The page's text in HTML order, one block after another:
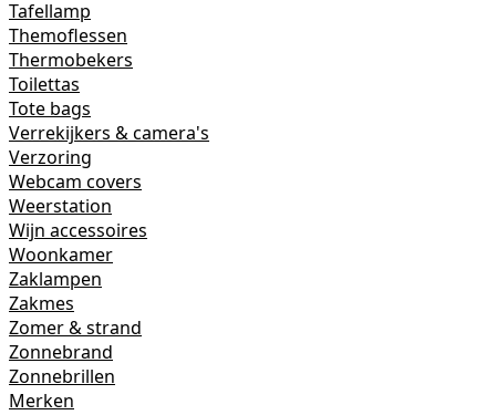
Tafellamp
Themoflessen
Thermobekers
Toilettas
Tote bags
Verrekijkers & camera's
Verzoring
Webcam covers
Weerstation
Wijn accessoires
Woonkamer
Zaklampen
Zakmes
Zomer & strand
Zonnebrand
Zonnebrillen
Merken